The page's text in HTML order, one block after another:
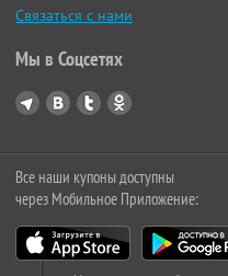
Связаться с нами
Мы в Соцсетях
Все наши купоны доступны
через Мобильное Приложение: